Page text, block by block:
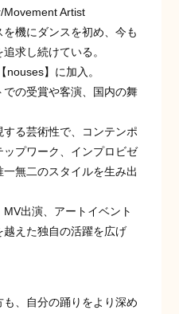
Artist
機にダンスを初め、今も
求し続けている。
】に加入。
の受賞や客演、国内の舞
る芸術性で、コンテンポ
プワーク、インプロビゼ
無二のスタイルを生み出
出演、アートイベント
えた独自の活躍を広げ
、自分の踊りをより深め